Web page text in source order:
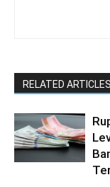
RELATED ARTICLES